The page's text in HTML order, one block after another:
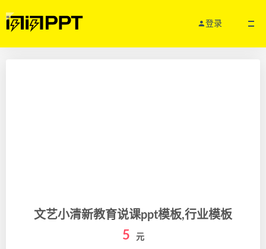
登录
文艺小清新教育说课ppt模板,行业模板
5 元